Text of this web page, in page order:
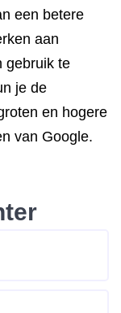
een betere
aan
gebruik te
je de
en hogere
van Google.